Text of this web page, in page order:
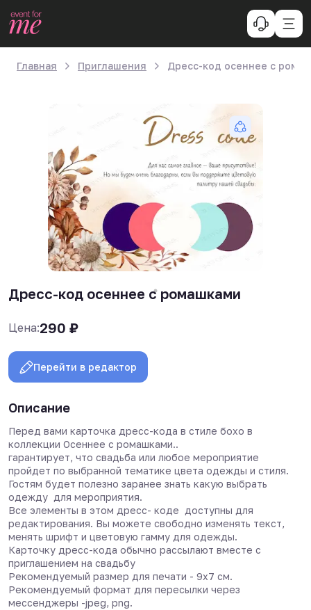
Главная Приглашения Дресс-код осеннее с
Дресс-код осеннее с ромашками
Цена:290 ₽
Перейти в редактор
Описание
Перед вами карточка дресс-кода в стиле бохо в
коллекции Осеннее с ромашками..
гарантирует, что свадьба или любое мероприятие
пройдет по выбранной тематике цвета одежды и стиля.
Гостям будет полезно заранее знать какую выбрать
одежду для мероприятия.
Все элементы в этом дресс- коде доступны для
редактирования. Вы можете свободно изменять текст,
менять шрифт и цветовую гамму для одежды.
Карточку дресс-кода обычно рассылают вместе с
приглашением на свадьбу
Рекомендуемый размер для печати - 9х7 см.
Рекомендуемый формат для пересылки через
мессенджеры -jpeg, png.